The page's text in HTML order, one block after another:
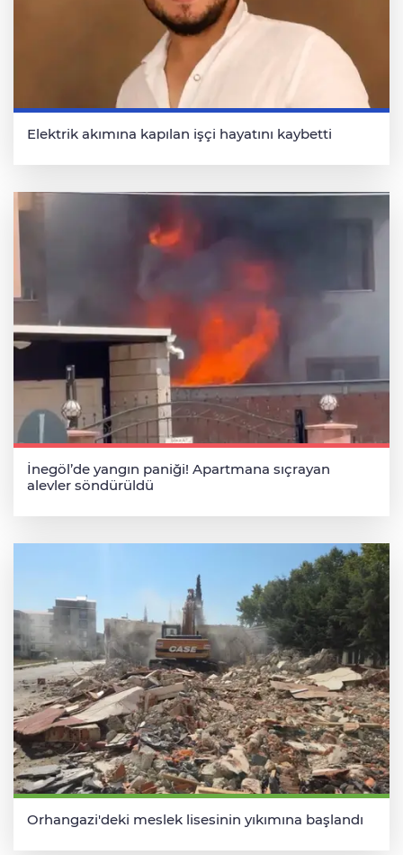
Elektrik akımına kapılan işçi hayatını kaybetti
İnegöl’de yangın paniği! Apartmana sıçrayan
alevler söndürüldü
Orhangazi'deki meslek lisesinin yıkımına başlandı